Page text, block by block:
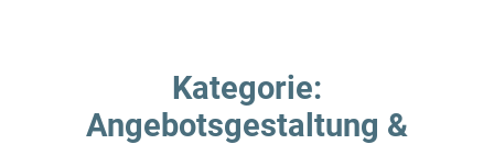
Kategorie:
Angebotsgestaltung &